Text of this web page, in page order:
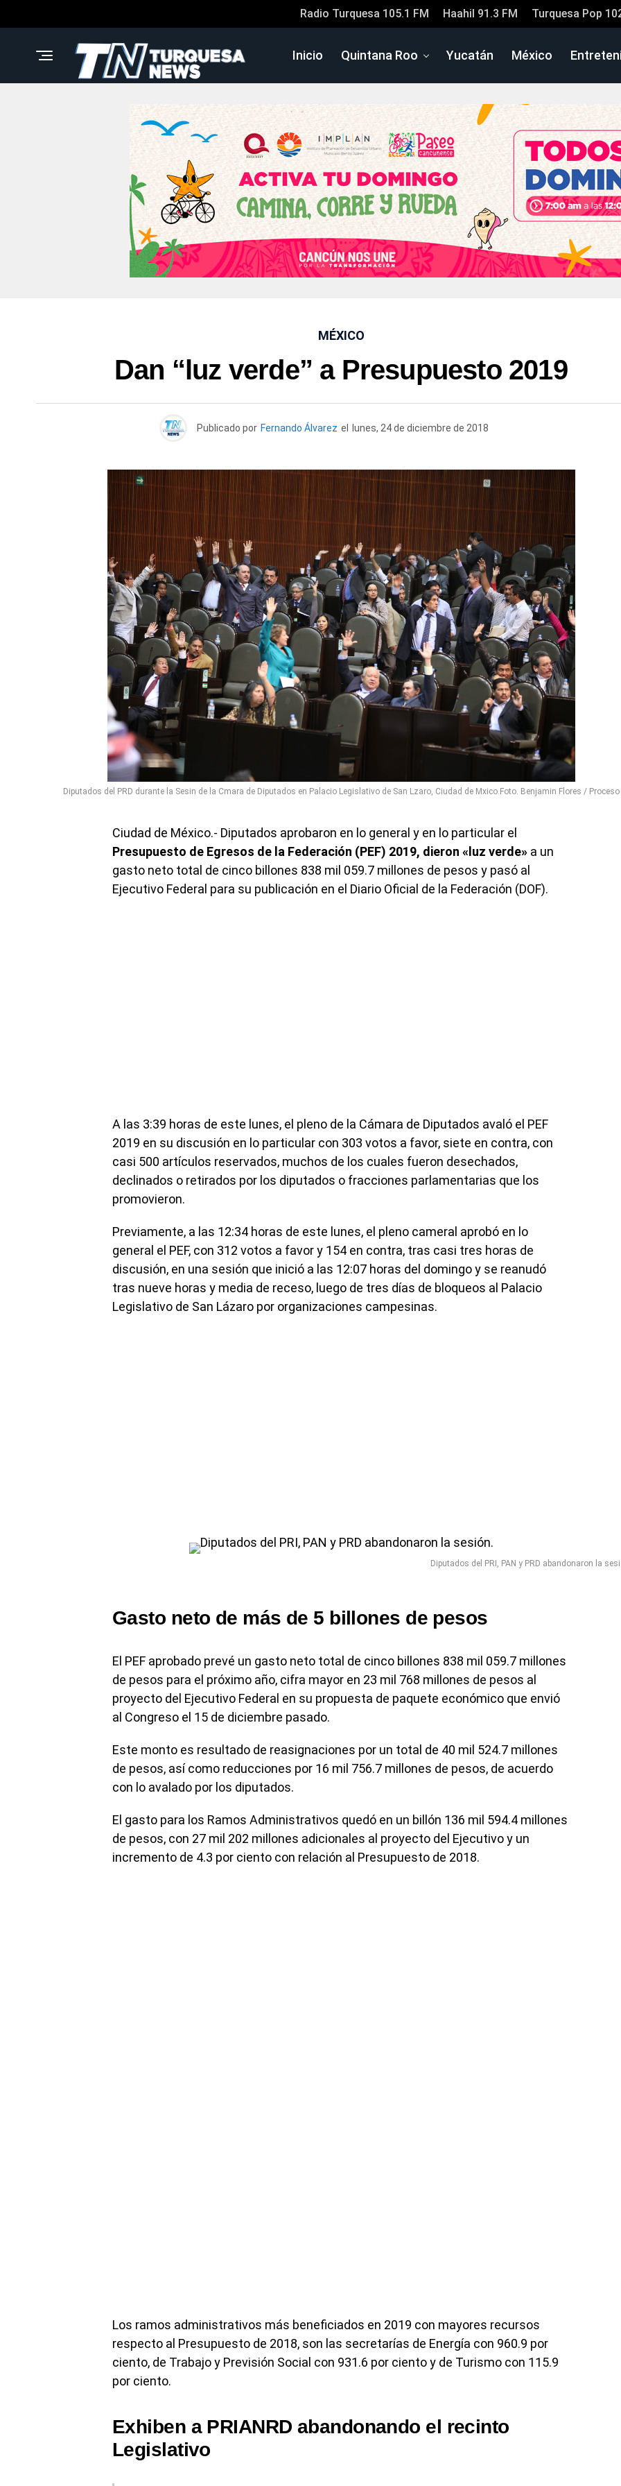
Radio Turquesa 105.1 FM Haahil 91.3 FM Turquesa Pop
Inicio Quintana Roo Yucatán México
MÉXICO
Dan “luz verde” a Presupuesto 2019
Publicado por Fernando Álvarez el lunes, 24 de diciembre de 2018
Diputados del PRD durante la Sesin de la Cmara de Diputados en Palacio Legislativo de San Lzaro, Ciudad de Mxico.Foto. Benjamin Flores / Proceso
Ciudad de México.- Diputados aprobaron en lo general y en lo particular el
Presupuesto de Egresos de la Federación (PEF) 2019, dieron «luz verde» a un
gasto neto total de cinco billones 838 mil 059.7 millones de pesos y pasó al
Ejecutivo Federal para su publicación en el Diario Oficial de la Federación (DOF).
A las 3:39 horas de este lunes, el pleno de la Cámara de Diputados avaló el PEF
2019 en su discusión en lo particular con 303 votos a favor, siete en contra, con
casi 500 artículos reservados, muchos de los cuales fueron desechados,
declinados o retirados por los diputados o fracciones parlamentarias que los
promovieron.
Previamente, a las 12:34 horas de este lunes, el pleno cameral aprobó en lo
general el PEF, con 312 votos a favor y 154 en contra, tras casi tres horas de
discusión, en una sesión que inició a las 12:07 horas del domingo y se reanudó
tras nueve horas y media de receso, luego de tres días de bloqueos al Palacio
Legislativo de San Lázaro por organizaciones campesinas.
Diputados del PRI, PAN y PRD abandonaron la
Gasto neto de más de 5 billones de pesos
El PEF aprobado prevé un gasto neto total de cinco billones 838 mil 059.7 millones
de pesos para el próximo año, cifra mayor en 23 mil 768 millones de pesos al
proyecto del Ejecutivo Federal en su propuesta de paquete económico que envió
al Congreso el 15 de diciembre pasado.
Este monto es resultado de reasignaciones por un total de 40 mil 524.7 millones
de pesos, así como reducciones por 16 mil 756.7 millones de pesos, de acuerdo
con lo avalado por los diputados.
El gasto para los Ramos Administrativos quedó en un billón 136 mil 594.4 millones
de pesos, con 27 mil 202 millones adicionales al proyecto del Ejecutivo y un
incremento de 4.3 por ciento con relación al Presupuesto de 2018.
Los ramos administrativos más beneficiados en 2019 con mayores recursos
respecto al Presupuesto de 2018, son las secretarías de Energía con 960.9 por
ciento, de Trabajo y Previsión Social con 931.6 por ciento y de Turismo con 115.9
por ciento.
Exhiben a PRIANRD abandonando el recinto
Legislativo